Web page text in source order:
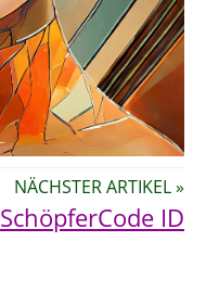
NÄCHSTER ARTIKEL »
SchöpferCode ID